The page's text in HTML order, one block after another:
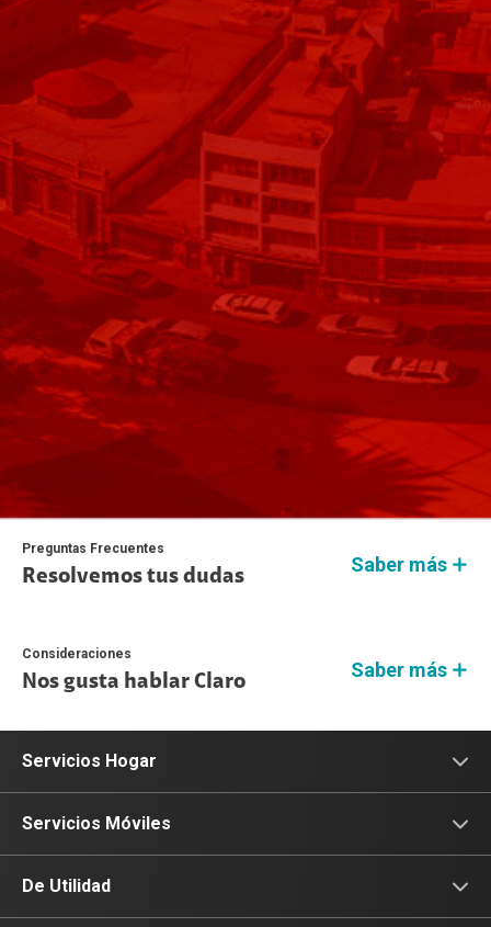
Preguntas Frecuentes
Resolvemos tus dudas
Saber más
Consideraciones
Nos gusta hablar Claro
Saber más
Servicios Hogar
Internet
Fibra Óptica
Servicios Móviles
Prepago
De Utilidad